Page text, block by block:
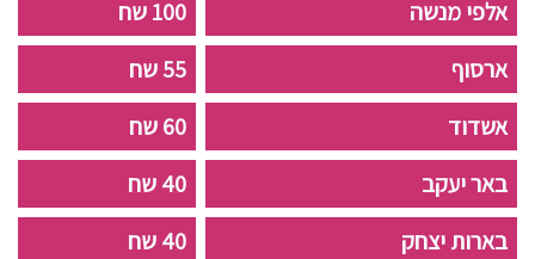
אלפי מנשה
100 שח
ארסוף
55 שח
אשדוד
60 שח
באר יעקב
40 שח
בארות יצחק
40 שח